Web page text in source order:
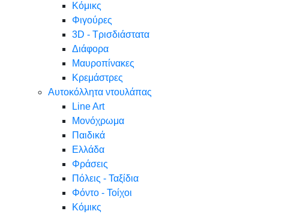
Κόμικς
Φιγούρες
3D - Τρισδιάστατα
Διάφορα
Μαυροπίνακες
Κρεμάστρες
Αυτοκόλλητα ντουλάπας
Line Art
Μονόχρωμα
Παιδικά
Ελλάδα
Φράσεις
Πόλεις - Ταξίδια
Φόντο - Τοίχοι
Κόμικς